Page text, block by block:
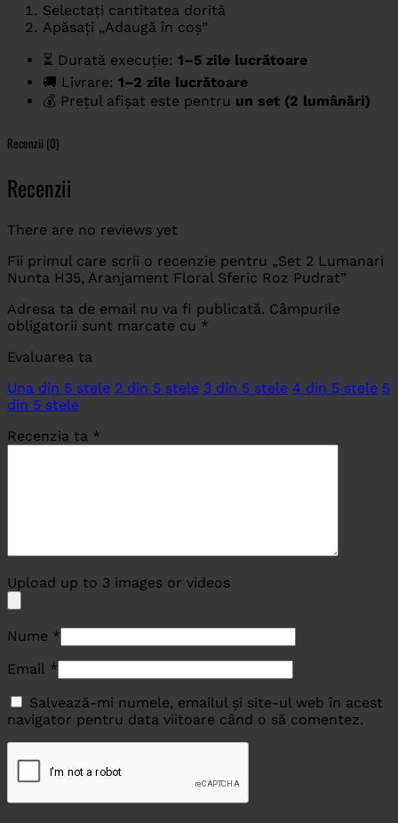
Selectați cantitatea dorită
Apăsați „Adaugă în coș”
⏳ Durată execuție: 1–5 zile lucrătoare
🚚 Livrare: 1–2 zile lucrătoare
💰 Prețul afișat este pentru un set (2 lumânări)
Recenzii (0)
Recenzii
There are no reviews yet
Fii primul care scrii o recenzie pentru „Set 2 Lumanari
Nunta H35, Aranjament Floral Sferic Roz Pudrat”
Adresa ta de email nu va fi publicată. Câmpurile
obligatorii sunt marcate cu *
Evaluarea ta
Una din 5 stele 2 din 5 stele 3 din 5 stele 4 din 5 stele 5
din 5 stele
Recenzia ta *
Upload up to 3 images or videos
Nume *
Email *
Salvează-mi numele, emailul și site-ul web în acest
navigator pentru data viitoare când o să comentez.